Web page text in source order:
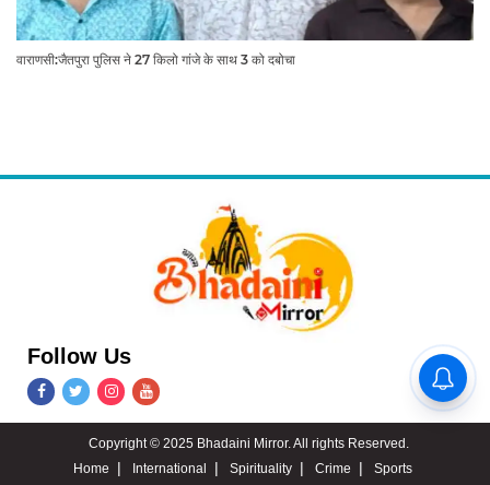
वाराणसी:जैतपुरा पुलिस ने 27 किलो गांजे के साथ 3 को दबोचा
Follow Us
Copyright © 2025 Bhadaini Mirror. All rights Reserved.
Home
International Spirituality Crime Sports